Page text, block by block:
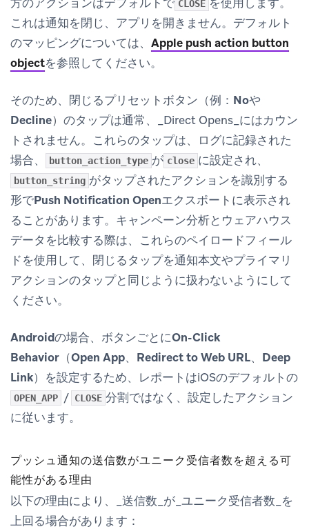
CLOSE
これは通知を閉じ、アプリを開きません。デフォルト
のマッピングについては、 Apple push action button
objectを参照してください。
そのため、閉じるプリセットボタン（例： Noや
Decline）のタップは通常、_Direct Opens_にはカウン
トされません。これらのタップは、ログに記録された
場合、
button_action_type が close に設定され、
button_string がタップされたアクションを識別する
形でPush Notification Openエクスポートに表示され
ることがあります。キャンペーン分析とウェアハウス
データを比較する際は、これらのペイロードフィール
ドを使用して、閉じるタップを通知本文やプライマリ
アクションのタップと同じように扱わないようにして
ください。
Androidの場合、ボタンごとにOn-Click
Behavior （Open App、 Redirect to Web URL、 Deep
Link）を設定するため、レポートはiOSのデフォルトの
OPEN_APP / CLOSE 分割ではなく、設定したアクション
に従います。
プッシュ通知の送信数がユニーク受信者数を超える可
能性がある理由
以下の理由により、_送信数_が_ユニーク受信者数_を
上回る場合があります：